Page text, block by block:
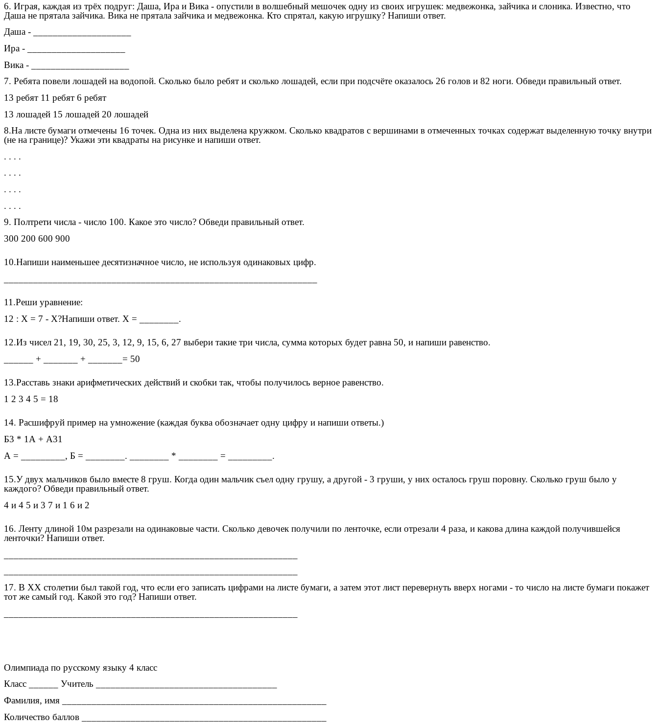
6. Играя, каждая из трёх подруг: Даша, Ира и Вика - опустили в волшебный мешочек одну из своих игрушек: медвежонка, зайчика и слоника. Известно, что
Даша не прятала зайчика. Вика не прятала зайчика и медвежонка. Кто спрятал, какую игрушку? Напиши ответ.
Даша - ____________________
Ира - ____________________
Вика - ____________________
7. Ребята повели лошадей на водопой. Сколько было ребят и сколько лошадей, если при подсчёте оказалось 26 голов и 82 ноги. Обведи правильный ответ.
13 ребят 11 ребят 6 ребят
13 лошадей 15 лошадей 20 лошадей
8.На листе бумаги отмечены 16 точек. Одна из них выделена кружком. Сколько квадратов с вершинами в отмеченных точках содержат выделенную точку внутри
(не на границе)? Укажи эти квадраты на рисунке и напиши ответ.
. . . .
. . . .
. . . .
. . . .
9. Полтрети числа - число 100. Какое это число? Обведи правильный ответ.
300 200 600 900
10.Напиши наименьшее десятизначное число, не используя одинаковых цифр.
11.Реши уравнение:
12 : Х = 7 - Х?Напиши ответ. Х = ________.
12.Из чисел 21, 19, 30, 25, 3, 12, 9, 15, 6, 27 выбери такие три числа, сумма которых будет равна 50, и напиши равенство.
______ + _______ + _______= 50
13.Расставь знаки арифметических действий и скобки так, чтобы получилось верное равенство.
1 2 3 4 5 = 18
14. Расшифруй пример на умножение (каждая буква обозначает одну цифру и напиши ответы.)
Б3 * 1А + А31
А = _________, Б = ________. ________ * ________ = _________.
15.У двух мальчиков было вместе 8 груш. Когда один мальчик съел одну грушу, а другой - 3 груши, у них осталось груш поровну. Сколько груш было у
каждого? Обведи правильный ответ.
4 и 4 5 и 3 7 и 1 6 и 2
16. Ленту длиной 10м разрезали на одинаковые части. Сколько девочек получили по ленточке, если отрезали 4 раза, и какова длина каждой получившейся
ленточки? Напиши ответ.
17. В ХХ столетии был такой год, что если его записать цифрами на листе бумаги, а затем этот лист перевернуть вверх ногами - то число на листе бумаги покажет
тот же самый год. Какой это год? Напиши ответ.
Олимпиада по русскому языку 4 класс
Класс ______ Учитель _____________________________________
Фамилия, имя ______________________________________________________
Количество баллов __________________________________________________